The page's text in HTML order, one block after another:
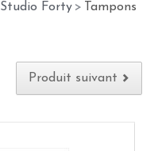
Studio Forty >
Tampons
Produit suivant